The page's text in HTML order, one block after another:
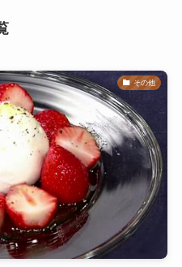
その他